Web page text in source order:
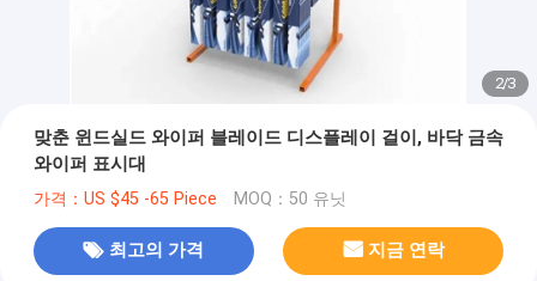
2/3
맞춘 윈드실드 와이퍼 블레이드 디스플레이 걸이, 바닥 금속
와이퍼 표시대
가격：US $45 -65 Piece MOQ：50 유닛
최고의 가격 지금 연락